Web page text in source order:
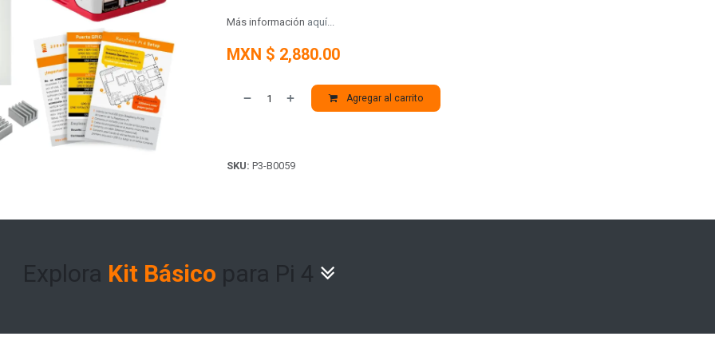
Más información aquí...
MXN $ 2,880.00
Agregar al carrito
SKU: P3-B0059
Explora Kit Básico para Pi 4